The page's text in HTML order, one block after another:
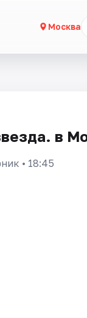
Москва
в
• 18:45